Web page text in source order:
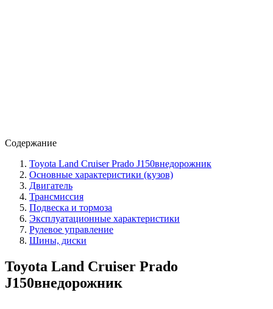
Содержание
Toyota Land Cruiser Prado J150внедорожник
Основные характеристики (кузов)
Двигатель
Трансмиссия
Подвеска и тормоза
Эксплуатационные характеристики
Рулевое управление
Шины, диски
Toyota Land Cruiser Prado
J150внедорожник